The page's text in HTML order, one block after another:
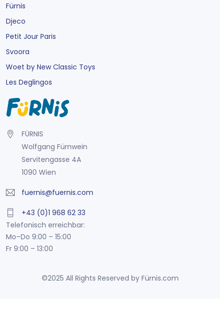
Fürnis
Djeco
Petit Jour Paris
Svoora
Woet by New Classic Toys
Les Deglingos
FÜRNIS
Wolfgang Fürnwein
Servitengasse 4A
1090 Wien
fuernis@fuernis.com
+43 (0)1 968 62 33
Telefonisch erreichbar:
Mo–Do 9:00 – 15:00
Fr 9:00 – 13:00
©2025 All Rights Reserved by Fürnis.com